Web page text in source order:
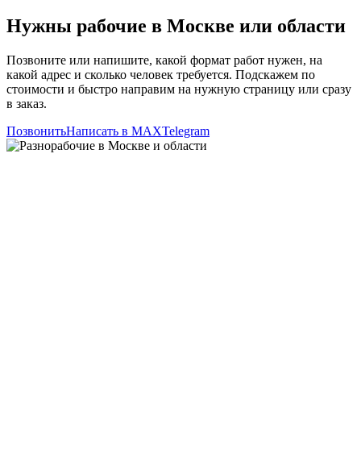
Нужны рабочие в Москве или области
Позвоните или напишите, какой формат работ нужен, на
какой адрес и сколько человек требуется. Подскажем по
стоимости и быстро направим на нужную страницу или сразу
в заказ.
ПозвонитьНаписать в MAXTelegram